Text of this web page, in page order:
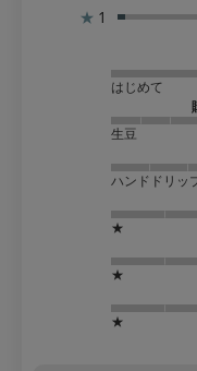
★ 1
はじめて
生豆
ハンドドリッ
★
★
★